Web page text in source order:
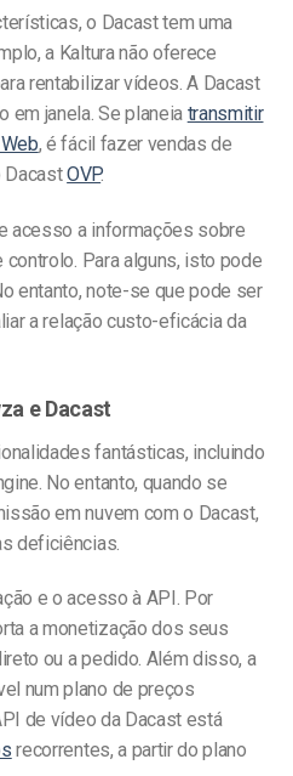
o Dacast tem uma
a Kaltura não oferece
rentabilizar vídeos. A Dacast
em janela. Se planeia transmitir
, é fácil fazer vendas de
DacastOVP.
acesso a informações sobre
Para alguns, isto pode
entanto, note-se que pode ser
a relação custo-eficácia da
e Dacast
fantásticas, incluindo
No entanto, quando se
em nuvem com o Dacast,
deficiências.
e o acesso à API. Por
a monetização dos seus
ou a pedido. Além disso, a
num plano de preços
de vídeo da Dacast está
recorrentes, a partir do plano